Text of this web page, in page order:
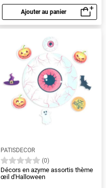
Ajouter au panier
Aperçu rapide
PATISDECOR
(0)
Décors en azyme assortis thème
œil d'Halloween